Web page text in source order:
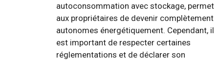
autoconsommation avec stockage, permet
aux propriétaires de devenir complètement
autonomes énergétiquement. Cependant, il
est important de respecter certaines
réglementations et de déclarer son